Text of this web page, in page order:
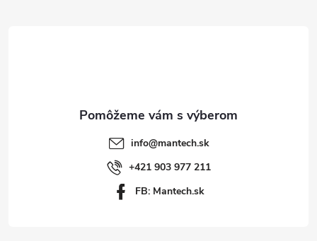
info@mantech.sk
+421 903 977 211
FB: Mantech.sk